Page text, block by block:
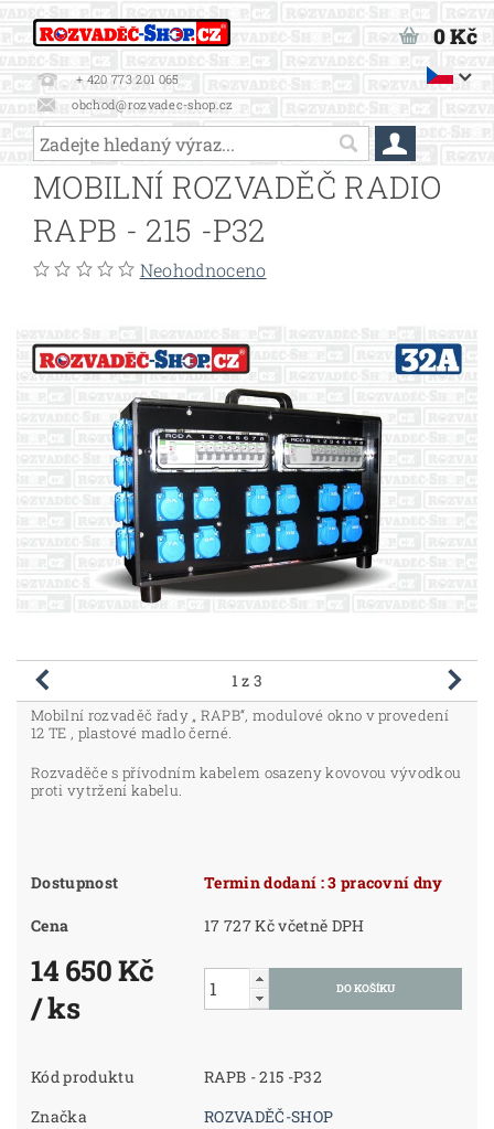
+ 420 773 201 065
obchod@rozvadec-shop.cz
0 Kč
MOBILNÍ ROZVADĚČ RADIO
RAPB - 215 -P32
Neohodnoceno
1z 3
Mobilní rozvaděč řady „ RAPB“, modulové okno v provedení
12 TE , plastové madlo černé.
Rozvaděče s přívodním kabelem osazeny kovovou vývodkou
proti vytržení kabelu.
Dostupnost Termin dodaní : 3 pracovní dny
Cena 17 727 Kč včetně DPH
14 650 Kč
/ ks
Kód produktu
RAPB - 215 -P32
Značka
ROZVADĚČ-SHOP